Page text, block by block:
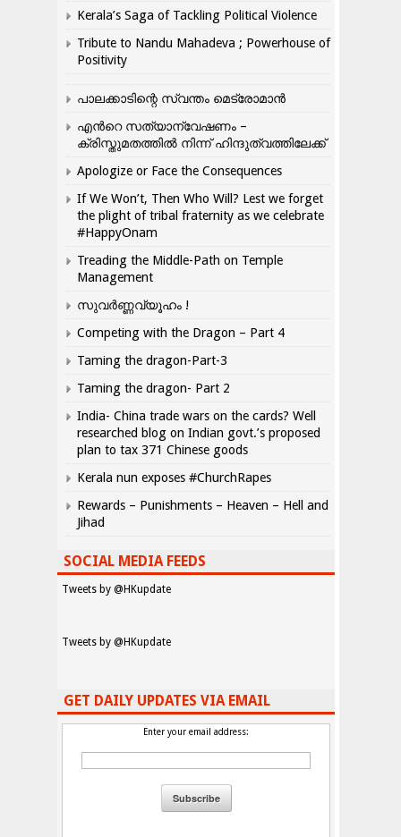
Kerala’s Saga of Tackling Political Violence
Tribute to Nandu Mahadeva ; Powerhouse of
Positivity
പാലക്കാടിന്റെ സ്വന്തം മെട്രോമാൻ
എന്‍റെ സത്യാന്വേഷണം –
ക്രിസ്തുമതത്തില്‍ നിന്ന് ഹിന്ദുത്വത്തിലേക്ക്
Apologize or Face the Consequences
If We Won’t, Then Who Will? Lest we forget
the plight of tribal fraternity as we celebrate
#HappyOnam
Treading the Middle-Path on Temple
Management
സുവർണ്ണവ്യൂഹം !
Competing with the Dragon – Part 4
Taming the dragon-Part-3
Taming the dragon- Part 2
India- China trade wars on the cards? Well
researched blog on Indian govt.’s proposed
plan to tax 371 Chinese goods
Kerala nun exposes #ChurchRapes
Rewards – Punishments – Heaven – Hell and
Jihad
SOCIAL MEDIA FEEDS
Tweets by @HKupdate
Tweets by @HKupdate
GET DAILY UPDATES VIA EMAIL
Enter your email address: